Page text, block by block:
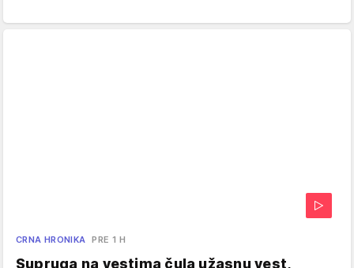
CRNA HRONIKA PRE 1 H
Supruga na vestima čula užasnu vest,